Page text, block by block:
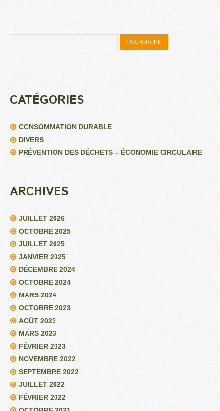
CATÉGORIES
CONSOMMATION DURABLE
DIVERS
PRÉVENTION DES DÉCHETS – ÉCONOMIE CIRCULAIRE
ARCHIVES
JUILLET 2026
OCTOBRE 2025
JUILLET 2025
JANVIER 2025
DÉCEMBRE 2024
OCTOBRE 2024
MARS 2024
OCTOBRE 2023
AOÛT 2023
MARS 2023
FÉVRIER 2023
NOVEMBRE 2022
SEPTEMBRE 2022
JUILLET 2022
FÉVRIER 2022